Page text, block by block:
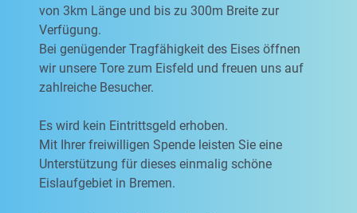
von 3km Länge und bis zu 300m Breite zur
Verfügung.
Bei genügender Tragfähigkeit des Eises öffnen
wir unsere Tore zum Eisfeld und freuen uns auf
zahlreiche Besucher.
Es wird kein Eintrittsgeld erhoben.
Mit Ihrer freiwilligen Spende leisten Sie eine
Unterstützung für dieses einmalig schöne
Eislaufgebiet in Bremen.